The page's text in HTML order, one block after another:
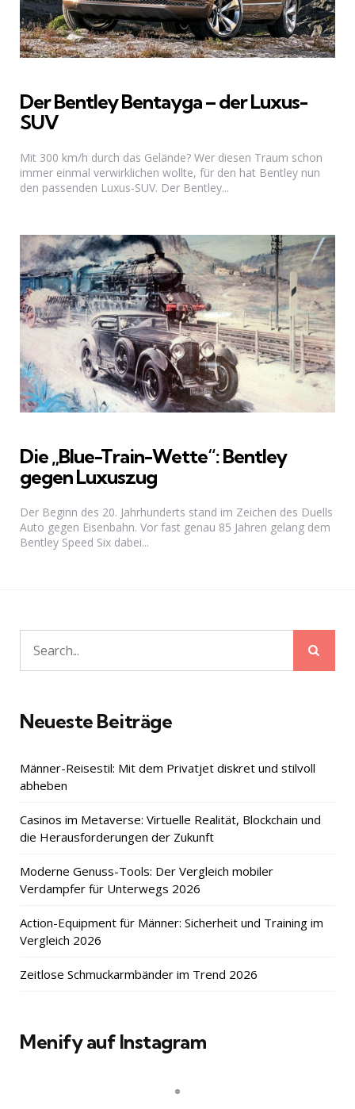
Der Bentley Bentayga – der Luxus-
SUV
Mit 300 km/h durch das Gelände? Wer diesen Traum schon
immer einmal verwirklichen wollte, für den hat Bentley nun
den passenden Luxus-SUV. Der Bentley...
Die „Blue-Train-Wette“: Bentley
gegen Luxuszug
Der Beginn des 20. Jahrhunderts stand im Zeichen des Duells
Auto gegen Eisenbahn. Vor fast genau 85 Jahren gelang dem
Bentley Speed Six dabei...
Search
for:
Neueste Beiträge
Männer-Reisestil: Mit dem Privatjet diskret und stilvoll
abheben
Casinos im Metaverse: Virtuelle Realität, Blockchain und
die Herausforderungen der Zukunft
Moderne Genuss-Tools: Der Vergleich mobiler
Verdampfer für Unterwegs 2026
Action-Equipment für Männer: Sicherheit und Training im
Vergleich 2026
Zeitlose Schmuckarmbänder im Trend 2026
Menify auf Instagram